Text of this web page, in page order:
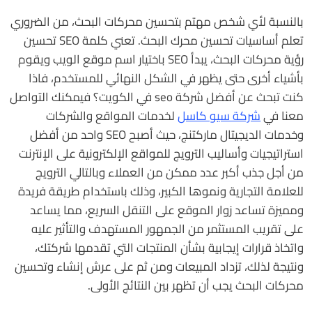
بالنسبة لأي شخص مهتم بتحسين محركات البحث، من الضروري
تعلم أساسيات تحسين محرك البحث. تعني كلمة SEO تحسين
رؤية محركات البحث، يبدأ SEO باختيار اسم موقع الويب ويقوم
بأشياء أخرى حتى يظهر في الشكل النهائي للمستخدم، فاذا
كنت تبحث عن أفضل شركة seo في الكويت؟ فيمكنك التواصل
معنا فيشركة سيو كاسللخدمات المواقع والشركات
وخدمات الديجيتال ماركتنج، حيث أصبح SEO واحد من أفضل
استراتيجيات وأساليب الترويج للمواقع الإلكترونية على الإنترنت
من أجل جذب أكبر عدد ممكن من العملاء وبالتالي الترويج
للعلامة التجارية ونموها الكبير، وذلك باستخدام طريقة فريدة
ومميزة تساعد زوار الموقع على التنقل السريع، مما يساعد
على تقريب المستثمر من الجمهور المستهدف والتأثير عليه
واتخاذ قرارات إيجابية بشأن المنتجات التي تقدمها شركتك،
ونتيجة لذلك، تزداد المبيعات ومن ثم على عرش إنشاء وتحسين
محركات البحث يجب أن تظهر بين النتائج الأولى.